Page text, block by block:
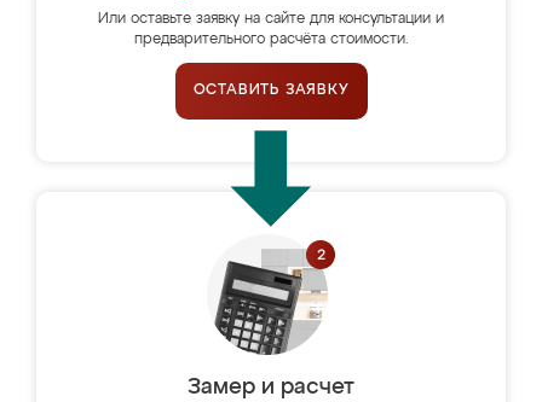
Или оставьте заявку на сайте для консультации и
предварительного расчёта стоимости.
ОСТАВИТЬ ЗАЯВКУ
Замер и расчет